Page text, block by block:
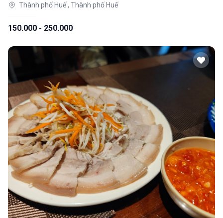
Thành phố Huế , Thành phố Huế
150.000 - 250.000